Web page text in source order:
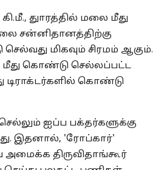
துாரத்தில் மலை மீது
சன்னிதானத்திற்கு
மிகவும் சிரமம் ஆகும்.
மீது கொண்டு செல்லப்பட்ட
கொண்டு
ஐப்ப பக்தர்களுக்கு
இதனால், 'ரோப்கார்'
திருவிதாங்கூர்